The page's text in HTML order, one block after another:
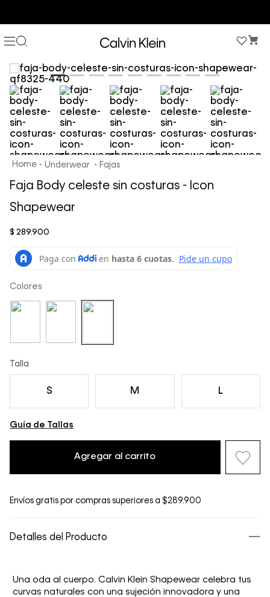
Underwear Fajas
Faja Body celeste sin costuras - Icon
Shapewear
$ 289.900
Colores
Talla
S M L
Guía de Tallas
Agregar al carrito
Envíos gratis por compras superiores a $289.900
Detalles del Producto
Una oda al cuerpo. Calvin Klein Shapewear celebra tus
curvas naturales con una sujeción innovadora y una